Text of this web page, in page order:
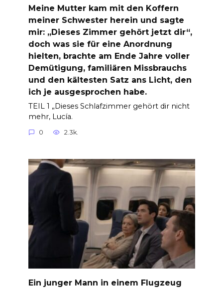
Meine Mutter kam mit den Koffern
meiner Schwester herein und sagte
mir: „Dieses Zimmer gehört jetzt dir“,
doch was sie für eine Anordnung
hielten, brachte am Ende Jahre voller
Demütigung, familiären Missbrauchs
und den kältesten Satz ans Licht, den
ich je ausgesprochen habe.
TEIL 1 „Dieses Schlafzimmer gehört dir nicht
mehr, Lucía.
0 2.3k.
Ein junger Mann in einem Flugzeug